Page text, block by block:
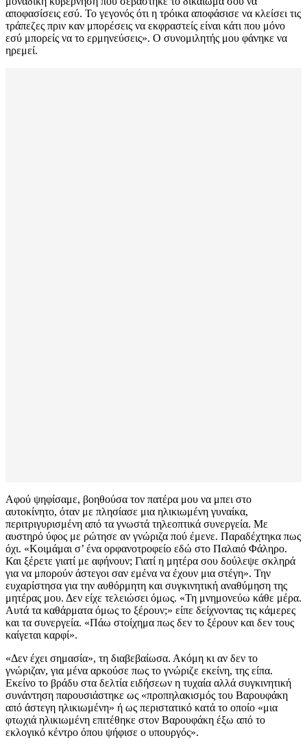
αποφασίσεις εσύ. Το γεγονός ότι η τρόικα αποφάσισε να κλείσει τις
τράπεζες πριν καν μπορέσεις να εκφραστείς είναι κάτι που μόνο
εσύ μπορείς να το ερμηνεύσεις». Ο συνομιλητής μου φάνηκε να
ηρεμεί.
Αφού ψηφίσαμε, βοηθούσα τον πατέρα μου να μπει στο
αυτοκίνητο, όταν με πλησίασε μια ηλικιωμένη γυναίκα,
περιτριγυρισμένη από τα γνωστά τηλεοπτικά συνεργεία. Με
αυστηρό ύφος με ρώτησε αν γνώριζα πού έμενε. Παραδέχτηκα πως
όχι. «Κοιμάμαι σ’ ένα ορφανοτροφείο εδώ στο Παλαιό Φάληρο.
Και ξέρετε γιατί με αφήνουν; Γιατί η μητέρα σου δούλεψε σκληρά
για να μπορούν άστεγοι σαν εμένα να έχουν μια στέγη». Την
ευχαρίστησα για την αυθόρμητη και συγκινητική αναθύμηση της
μητέρας μου. Δεν είχε τελειώσει όμως. «Τη μνημονεύω κάθε μέρα.
Αυτά τα καθάρματα όμως το ξέρουν;» είπε δείχνοντας τις κάμερες
και τα συνεργεία. «Πάω στοίχημα πως δεν το ξέρουν και δεν τους
καίγεται καρφί».
«Δεν έχει σημασία», τη διαβεβαίωσα. Ακόμη κι αν δεν το
γνώριζαν, για μένα αρκούσε πως το γνώριζε εκείνη, της είπα.
Εκείνο το βράδυ στα δελτία ειδήσεων η τυχαία αλλά συγκινητική
συνάντηση παρουσιάστηκε ως «προπηλακισμός του Βαρουφάκη
από άστεγη ηλικιωμένη» ή ως περιστατικό κατά το οποίο «μια
φτωχιά ηλικιωμένη επιτέθηκε στον Βαρουφάκη έξω από το
εκλογικό κέντρο όπου ψήφισε ο υπουργός».